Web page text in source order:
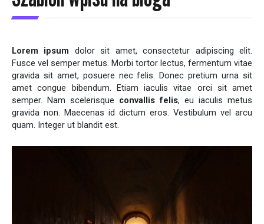
Lorem ipsum dolor sit amet, consectetur adipiscing elit.
Fusce vel semper metus. Morbi tortor lectus, fermentum vitae
gravida sit amet, posuere nec felis. Donec pretium urna sit
amet congue bibendum. Etiam iaculis vitae orci sit amet
semper. Nam scelerisque convallis felis, eu iaculis metus
gravida non. Maecenas id dictum eros. Vestibulum vel arcu
quam. Integer ut blandit est.